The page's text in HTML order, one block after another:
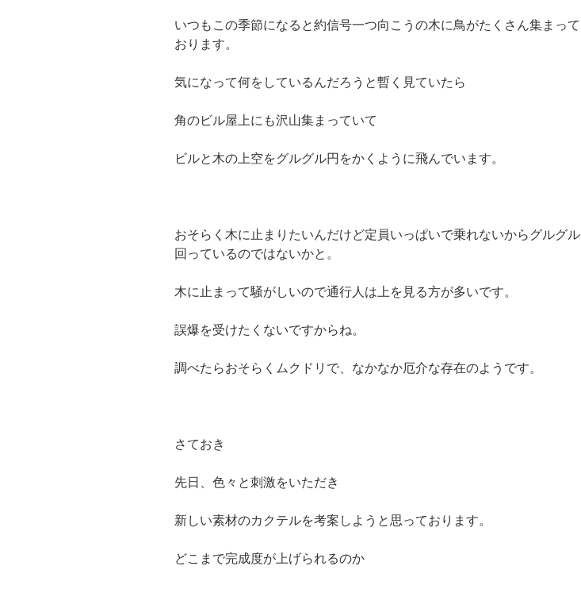
いつもこの季節になると約信号一つ向こうの木に鳥がたくさん集まって
おります。
気になって何をしているんだろうと暫く見ていたら
角のビル屋上にも沢山集まっていて
ビルと木の上空をグルグル円をかくように飛んでいます。
おそらく木に止まりたいんだけど定員いっぱいで乗れないからグルグル
回っているのではないかと。
木に止まって騒がしいので通行人は上を見る方が多いです。
誤爆を受けたくないですからね。
調べたらおそらくムクドリで、なかなか厄介な存在のようです。
さておき
先日、色々と刺激をいただき
新しい素材のカクテルを考案しようと思っております。
どこまで完成度が上げられるのか